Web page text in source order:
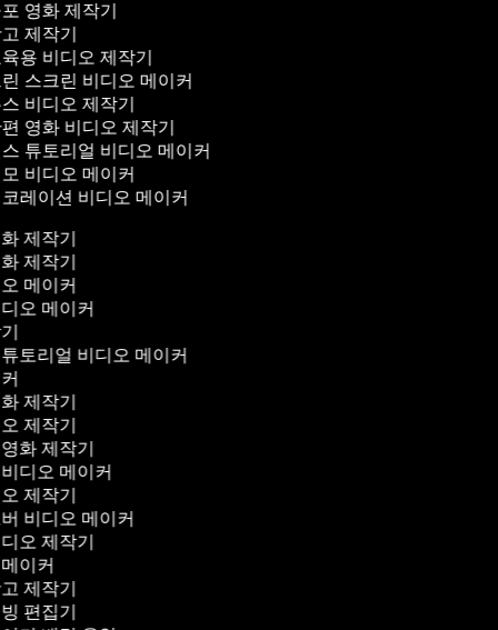
영화 제작기
제작기
용 비디오 제작기
스크린 비디오 메이커
비디오 제작기
영화 비디오 제작기
튜토리얼 비디오 메이커
비디오 메이커
레이션 비디오 메이커
화 제작기
화 제작기
오 메이커
디오 메이커
튜토리얼 비디오 메이커
화 제작기
오 제작기
영화 제작기
비디오 메이커
오 제작기
버 비디오 메이커
디오 제작기
메이커
고 제작기
빙 편집기